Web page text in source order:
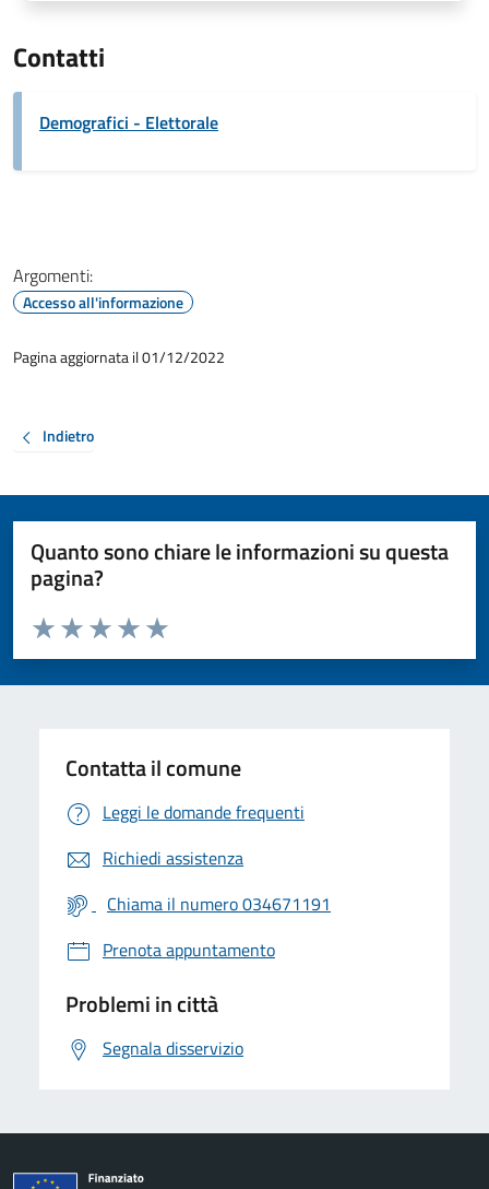
Contatti
Demografici - Elettorale
Argomenti:
Accesso all'informazione
Pagina aggiornata il 01/12/2022
Indietro
Quanto sono chiare le informazioni su questa
pagina?
Valuta da 1 a 5 stelle la pagina
Valuta 5 stelle su 5
Valuta 4 stelle su 5
Valuta 3 stelle su 5
Valuta 2 stelle su 5
Valuta 1 stelle su 5
Contatta il comune
Leggi le domande frequenti
Richiedi assistenza
Chiama il numero 034671191
Prenota appuntamento
Problemi in città
Segnala disservizio